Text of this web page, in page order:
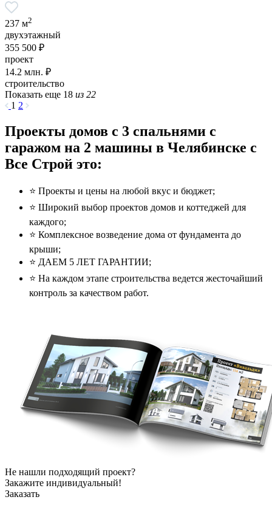
237 м2
двухэтажный
355 500 ₽
проект
14.2 млн. ₽
строительство
Показать еще 18 из 22
1 2
Проекты домов с 3 спальнями с
гаражом на 2 машины в Челябинске с
Все Строй это:
⭐️ Проекты и цены на любой вкус и бюджет;
⭐️ Широкий выбор проектов домов и коттеджей для
каждого;
⭐️ Комплексное возведение дома от фундамента до
крыши;
⭐️ ДАЕМ 5 ЛЕТ ГАРАНТИИ;
⭐️ На каждом этапе строительства ведется жесточайший
контроль за качеством работ.
Не нашли подходящий проект?
Закажите индивидуальный!
Заказать